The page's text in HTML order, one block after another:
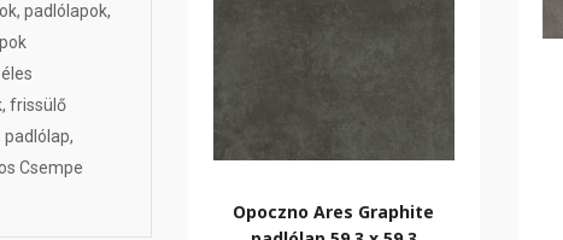
Opoczno Ares Graphite
padlólapok,
frissülő
Csempe